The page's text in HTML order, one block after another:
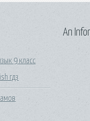
9 класс
гдз
An